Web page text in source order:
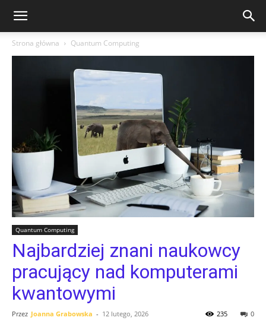
Strona główna Quantum Computing
Quantum Computing
Najbardziej znani naukowcy
pracujący nad komputerami
kwantowymi
Przez Joanna Grabowska - 12 lutego, 2026 0
235